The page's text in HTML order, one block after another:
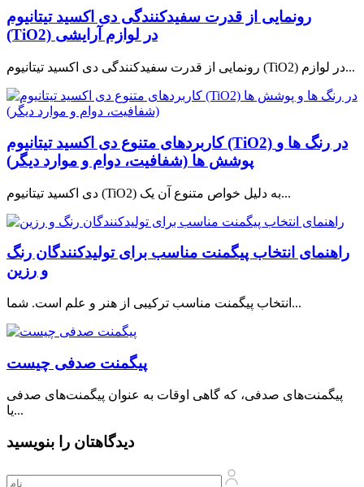
رونمایی از قدرت سفید‌کنندگی دی اکسید تیتانیوم
(TiO2) در لوازم آرایشی
رونمایی از قدرت سفید‌کنندگی دی اکسید تیتانیوم (TiO2) در لوازم...
کاربردهای متنوع دی اکسید تیتانیوم (TiO2) در رنگ ها و
پوشش ها (شفافیت، دوام و موارد دیگر)
دی اکسید تیتانیوم (TiO2) به دلیل خواص متنوع آن یک...
راهنمای انتخاب پیگمنت مناسب برای تولیدکنندگان رنگ
و رزین
انتخاب پیگمنت مناسب ترکیبی از هنر و علم است. شما...
پیگمنت صدفی چیست
پیگمنت‌های صدفی، که گاهی اوقات به عنوان پیگمنت‌های صدفی
یا...
دیدگاهتان را بنویسید